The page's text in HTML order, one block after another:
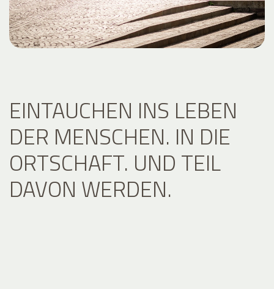
EINTAUCHEN INS LEBEN
DER MENSCHEN. IN DIE
ORTSCHAFT. UND TEIL
DAVON WERDEN.